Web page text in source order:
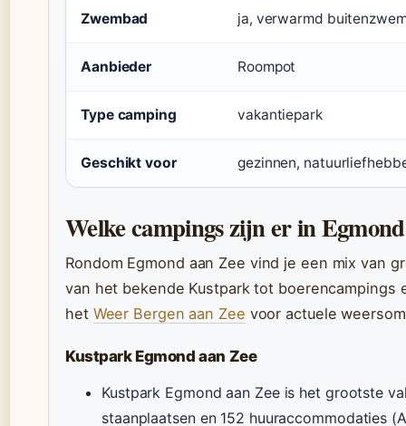
Zwembad ja, verwarmd
Aanbieder Roompot
Type camping vakantiepark
Geschikt voor gezinnen,
Welke campings zijn er in
Rondom Egmond aan Zee vind je een mix van
van het bekende Kustpark tot boerencampings
het Weer Bergen aan Zee voor actuele
Kustpark Egmond aan Zee
Kustpark Egmond aan Zee is het grootste
staanplaatsen en 152 huuraccommodaties